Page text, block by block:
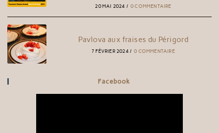
20 MAI 2024 / 0 COMMENTAIRE
Pavlova aux fraises du Périgord
7 FÉVRIER 2024 / 0 COMMENTAIRE
Facebook